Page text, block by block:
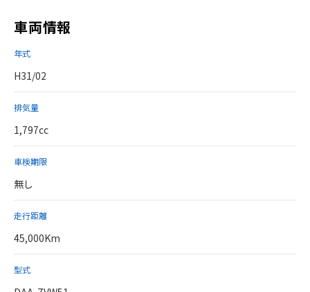
車両情報
年式
H31/02
排気量
1,797cc
車検期限
無し
走行距離
45,000Km
型式